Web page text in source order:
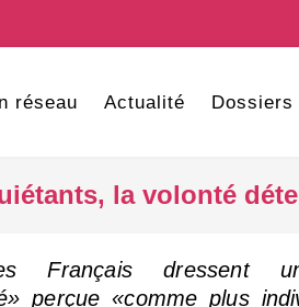
réseau Actualité Dossiers
la volonté
Français dressent
perçue «comme plus